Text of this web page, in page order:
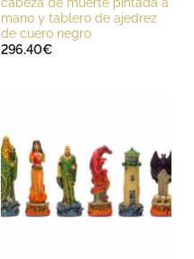
mano y tablero de ajedrez
de cuero negro
296.40€